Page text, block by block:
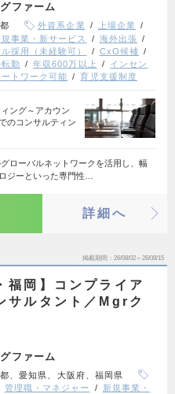
ファーム
外資系企業
上場企業
規事業・新サービス
海外出張
採用（未経験可）
CxO候補
勤 年収600万以上
インセン
ートワーク可能 育児支援制度
ング～アカウン
のコンサルティン
ローバルネットワークを活用し、幅
ジーといった専門性…
詳細へ
掲載期間 26/08/02～26/08/15
福岡】コンプライア
サルタント／Mgrク
ファーム
、愛知県、大阪府、福岡県
管理職・マネジャー
新規事業・